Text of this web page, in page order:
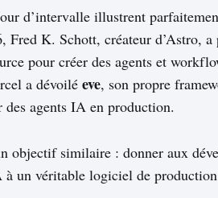
d’intervalle illustrent
K. Schott, créateur d’Astro, a
pour créer des agents et
a dévoilé eve, son propre
des agents IA en production.
objectif similaire : donner aux
à un véritable logiciel de